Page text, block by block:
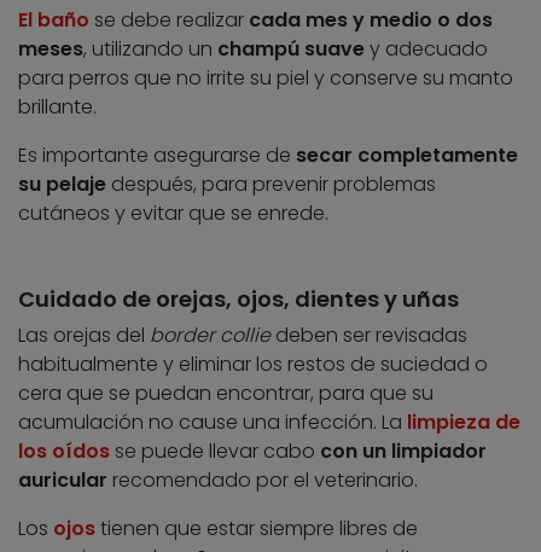
El baño se debe realizar cada mes y medio o dos
meses, utilizando un champú suavey adecuado
para perros que no irrite su piel y conserve su manto
brillante.
Es importante asegurarse de secar completamente
su pelaje después, para prevenir problemas
cutáneos y evitar que se enrede.
Cuidado de orejas, ojos, dientes y uñas
Las orejas del border colliedeben ser revisadas
habitualmente y eliminar los restos de suciedad o
cera que se puedan encontrar, para que su
acumulación no cause una infección. La limpieza de
los oídos se puede llevar cabo con un limpiador
auricular recomendado por el veterinario.
Los ojostienen que estar siempre libres de